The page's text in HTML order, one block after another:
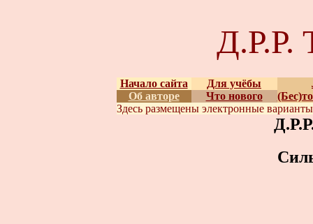
Начало сайта Для учёбы
Об авторе
Что нового
Здесь размещены электронные